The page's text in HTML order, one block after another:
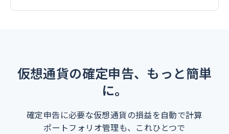
仮想通貨の確定申告、もっと簡単
に。
確定申告に必要な仮想通貨の損益を自動で計算
ポートフォリオ管理も、これひとつで